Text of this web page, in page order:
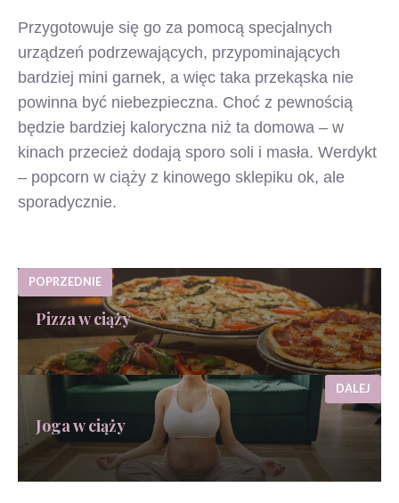
Przygotowuje się go za pomocą specjalnych
urządzeń podrzewających, przypominających
bardziej mini garnek, a więc taka przekąska nie
powinna być niebezpieczna. Choć z pewnością
będzie bardziej kaloryczna niż ta domowa – w
kinach przecież dodają sporo soli i masła. Werdykt
– popcorn w ciąży z kinowego sklepiku ok, ale
sporadycznie.
POPRZEDNIE
Pizza w ciąży
Joga w ciąży
DALEJ